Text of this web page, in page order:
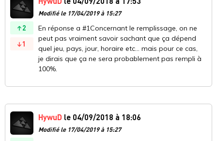
2
1
Modifié le 17/04/2019 à 15:27
En réponse a #1Concernant le remplissage, on ne
peut pas vraiment savoir sachant que ça dépend
quel jeu, pays, jour, horaire etc... mais pour ce cas,
je dirais que ça ne sera probablement pas rempli à
100%.
HywuD le 04/09/2018 à 18:06
Modifié le 17/04/2019 à 15:27